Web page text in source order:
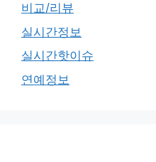
비교/리뷰
실시간정보
실시간핫이슈
연예정보